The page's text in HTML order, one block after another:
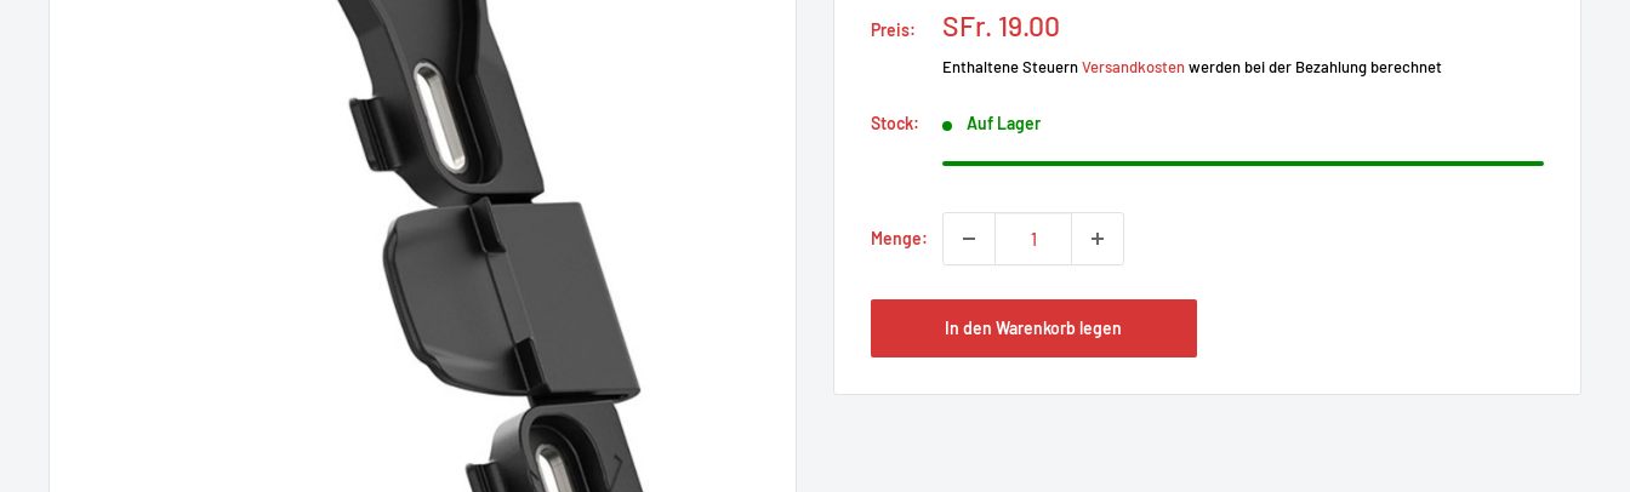
Preis:
Prix
SFr. 19.00
Enthaltene SteuernVersandkostenwerden bei der Bezahlung berechnet
Stock: Auf Lager
Menge:
In den Warenkorb legen